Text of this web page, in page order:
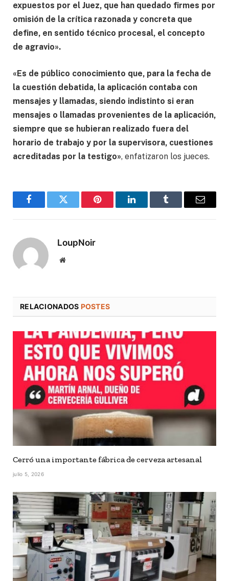
expuestos por el Juez, que han quedado firmes por
omisión de la crítica razonada y concreta que
define, en sentido técnico procesal, el concepto
de agravio».
«Es de público conocimiento que, para la fecha de
la cuestión debatida, la aplicación contaba con
mensajes y llamadas, siendo indistinto si eran
mensajes o llamadas provenientes de la aplicación,
siempre que se hubieran realizado fuera del
horario de trabajo y por la supervisora, cuestiones
acreditadas por la testigo», enfatizaron los jueces.
FacebookTwitter Pinterest LinkedInTumblr
Correo
LoupNoir
Sitio
RELACIONADOS POSTES
Cerró una importante fábrica de cerveza artesanal
julio 5, 2026